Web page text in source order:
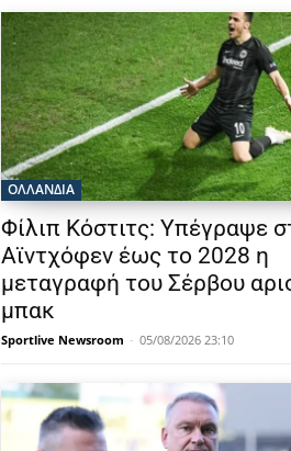
OΛΛΑΝΔΊΑ
Φίλιπ Κόστιτς: Υπέγραψε
Αϊντχόφεν έως το 2028 η
μεταγραφή του Σέρβου
μπακ
Sportlive Newsroom - 05/08/2026 23:10